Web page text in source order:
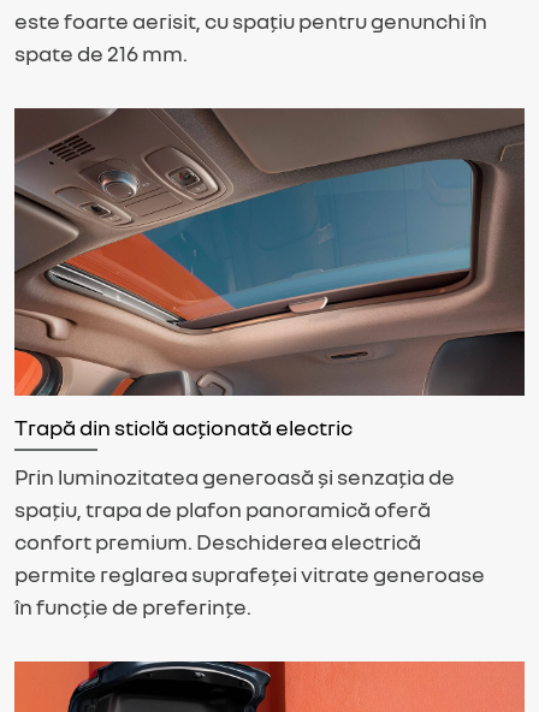
este foarte aerisit, cu spațiu pentru genunchi în
spate de 216 mm.
Trapă din sticlă acționată electric
Prin luminozitatea generoasă și senzația de
spațiu, trapa de plafon panoramică oferă
confort premium. Deschiderea electrică
permite reglarea suprafeței vitrate generoase
în funcție de preferințe.